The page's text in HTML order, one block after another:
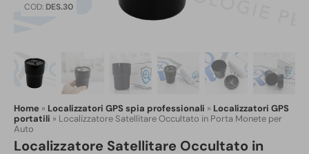
COD: DES.30
Home » Localizzatori GPS spia professionali » Localizzatori GPS
portatili » Localizzatore Satellitare Occultato in Porta Monete per
Auto
Localizzatore Satellitare Occultato in